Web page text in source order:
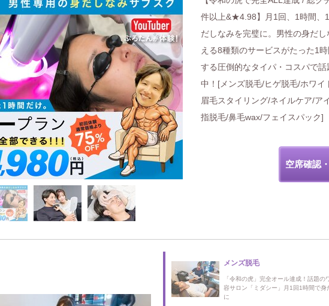
件以上&★4.98】月1回、1時間、
だしなみを完璧に。男性の身だし
える8種類のサービスがたった1
する圧倒的なタイパ・コスパで話
中！[メンズ脱毛/ヒゲ脱毛/ホワイ
眉毛スタイリング/ネイルケア/ア
指脱毛/鼻毛wax/フェイスパック]
空席確認
メンズ脱毛
「令和の虎」完全オール達成！話題の
容サロン「ミダシー」月1回1時間で身
に